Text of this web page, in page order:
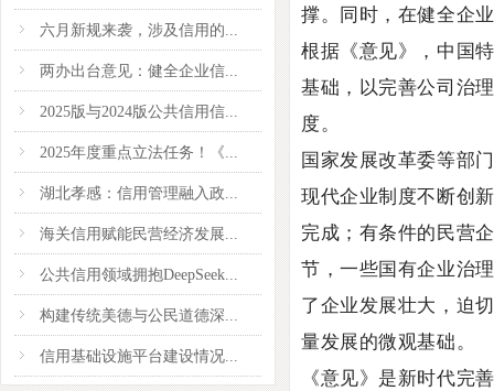
六月新规来袭，涉及信用的...
两办出台意见：健全企业信...
2025版与2024版公共信用信...
2025年度重点立法任务！《...
湖北孝感：信用管理融入政...
海关信用赋能民营经济发展...
公共信用领域拥抱DeepSeek...
构建传统美德与公民道德深...
信用基础设施平台建设情况...
撑。同时，在健全企
根据《意见》，中国
基础，以完善公司治
度。
国家发展改革委等部
现代企业制度不断创
完成；有条件的民营
节，一些国有企业治
了企业发展壮大，迫
量发展的微观基础。
《意见》是新时代完